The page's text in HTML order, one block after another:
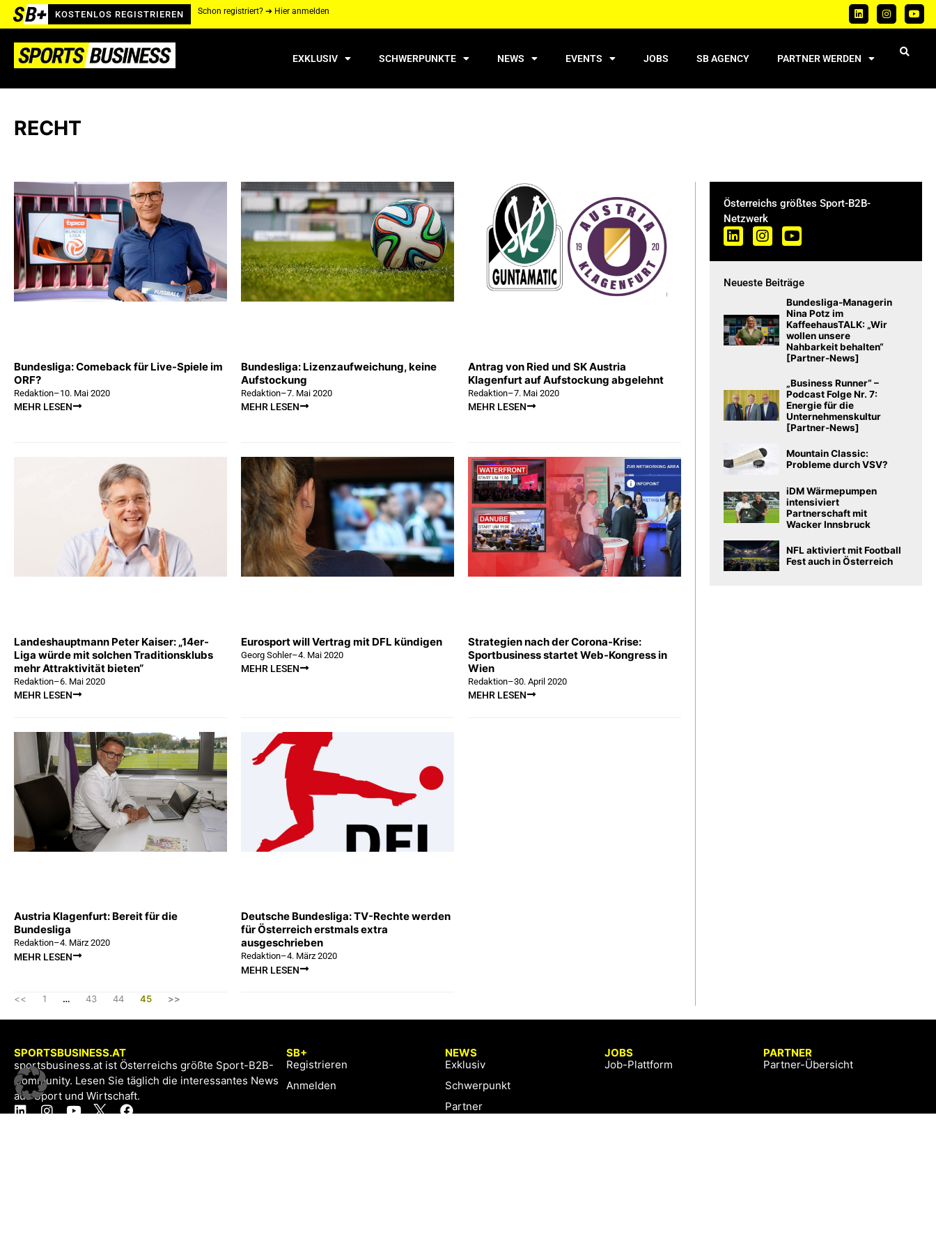
KOSTENLOS REGISTRIEREN Schon registriert? ➔ Hier anmelden
EXKLUSIV SCHWERPUNKTE NEWS EVENTS JOBS SB AGENCY PARTNER WERDEN
RECHT
Bundesliga: Comeback für Live-Spiele im
ORF?
Redaktion–10. Mai 2020
MEHR LESEN
Bundesliga: Lizenzaufweichung, keine
Aufstockung
Redaktion–7. Mai 2020
MEHR LESEN
Antrag von Ried und SK Austria
Klagenfurt auf Aufstockung abgelehnt
Redaktion–7. Mai 2020
MEHR LESEN
Landeshauptmann Peter Kaiser: „14er-
Liga würde mit solchen Traditionsklubs
mehr Attraktivität bieten“
Redaktion–6. Mai 2020
MEHR LESEN
Eurosport will Vertrag mit DFL kündigen
Georg Sohler–4. Mai 2020
MEHR LESEN
Strategien nach der Corona-Krise:
Sportbusiness startet Web-Kongress in
Wien
Redaktion–30. April 2020
MEHR LESEN
Austria Klagenfurt: Bereit für die
Bundesliga
Redaktion–4. März 2020
MEHR LESEN
Deutsche Bundesliga: TV-Rechte werden
für Österreich erstmals extra
ausgeschrieben
Redaktion–4. März 2020
MEHR LESEN
<< 1 … 43 44 45 >>
Österreichs größtes Sport-B2B-
Netzwerk
Neueste Beiträge
Bundesliga-Managerin
Nina Potz im
KaffeehausTALK: „Wir
wollen unsere
Nahbarkeit behalten“
[Partner-News]
„Business Runner“ –
Podcast Folge Nr. 7:
Energie für die
Unternehmenskultur
[Partner-News]
Mountain Classic:
Probleme durch VSV?
iDM Wärmepumpen
intensiviert
Partnerschaft mit
Wacker Innsbruck
NFL aktiviert mit Football
Fest auch in Österreich
SPORTSBUSINESS.AT
sportsbusiness.at ist Österreichs größte Sport-B2B-
Community. Lesen Sie täglich die interessantes News
aus Sport und Wirtschaft.
SB+
Registrieren
Anmelden
NEWS
Exklusiv
Schwerpunkt
Partner
JOBS
Job-Plattform
PARTNER
Partner-Übersicht